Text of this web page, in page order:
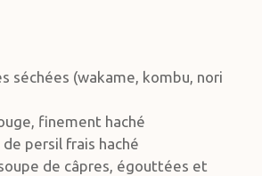
séchées (wakame, kombu, nori
finement haché
persil frais haché
de câpres, égouttées et